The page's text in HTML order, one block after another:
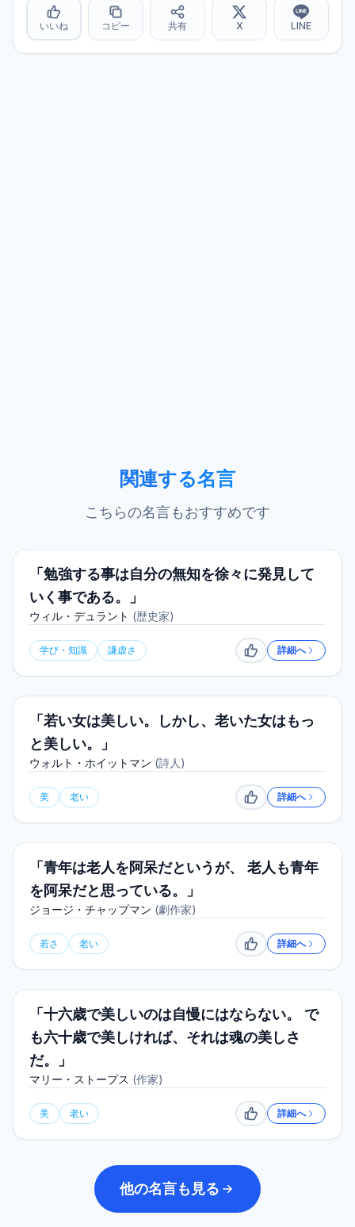
いいね コピー 共有 X LINE
関連する名言
こちらの名言もおすすめです
「勉強する事は自分の無知を徐々に発見して
いく事である。」
ウィル・デュラント (歴史家)
学び・知識 謙虚さ いいね詳細へ
「若い女は美しい。しかし、老いた女はもっ
と美しい。」
ウォルト・ホイットマン (詩人 )
美 老い いいね詳細へ
「青年は老人を阿呆だというが、 老人も青年
を阿呆だと思っている。」
ジョージ・チャップマン (劇作家)
若さ 老い いいね詳細へ
「十六歳で美しいのは自慢にはならない。 で
も六十歳で美しければ、それは魂の美しさ
だ。」
マリー・ストープス (作家)
美 老い いいね詳細へ
他の名言も見る